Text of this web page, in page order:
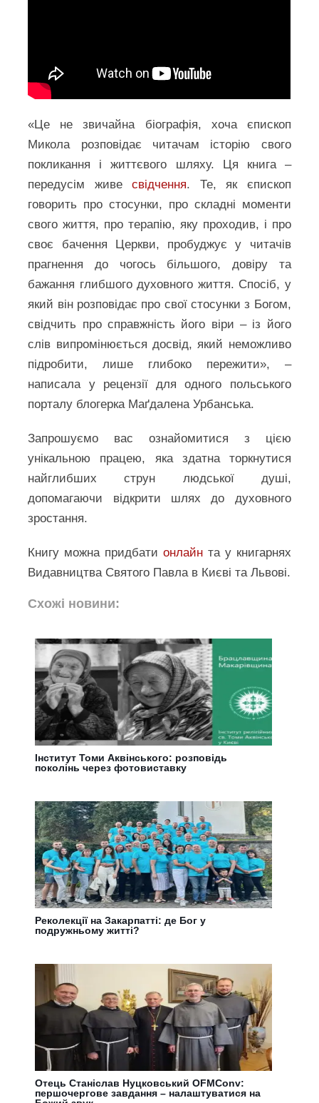
«Це не звичайна біографія, хоча єпископ
Микола розповідає читачам історію свого
покликання і життєвого шляху. Ця книга –
передусім живесвідчення. Те, як єпископ
говорить про стосунки, про складні моменти
свого життя, про терапію, яку проходив, і про
своє бачення Церкви, пробуджує у читачів
прагнення до чогось більшого, довіру та
бажання глибшого духовного життя. Спосіб, у
який він розповідає про свої стосунки з Богом,
свідчить про справжність його віри – із його
слів випромінюється досвід, який неможливо
підробити, лише глибоко пережити», –
написала у рецензії для одного польського
порталу блогерка Маґдалена Урбанська.
Запрошуємо вас ознайомитися з цією
унікальною працею, яка здатна торкнутися
найглибших струн людської душі,
допомагаючи відкрити шлях до духовного
зростання.
Книгу можна придбати онлайн та у книгарнях
Видавництва Святого Павла в Києві та Львові.
Схожі новини:
Інститут Томи Аквінського: розповідь
поколінь через фотовиставку
Реколекції на Закарпатті: де Бог у
подружньому житті?
Отець Станіслав Нуцковський OFMConv:
першочергове завдання – налаштуватися на